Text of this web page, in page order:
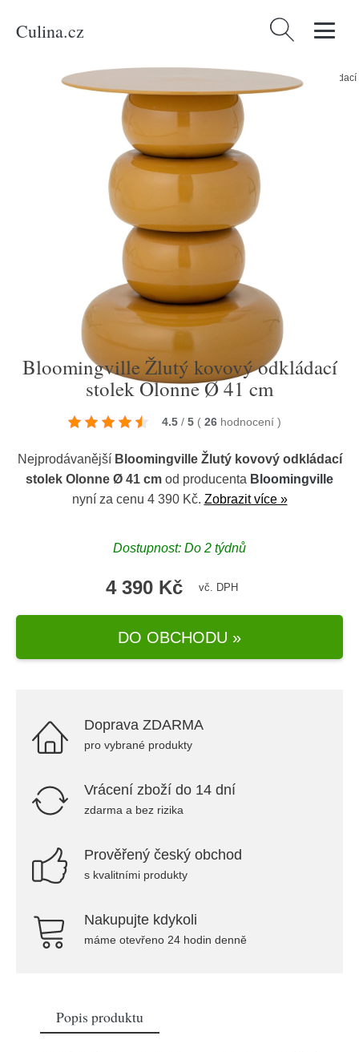
Culina.cz Vyhledávání
/Produkty
Bloomingville Žlutý kovový odkládací
stolek Olonne Ø 41 cm
Bloomingville Žlutý kovový odkládací
stolek Olonne Ø 41 cm
4.5 / 5 ( 26 hodnocení )
Nejprodávanější Bloomingville Žlutý kovový odkládací
stolek Olonne Ø 41 cm od producenta Bloomingville
nyní za cenu 4 390 Kč. Zobrazit více »
Dostupnost: Do 2 týdnů
4 390 Kč vč. DPH
DO OBCHODU »
Doprava ZDARMA
pro vybrané produkty
Vrácení zboží do 14 dní
zdarma a bez rizika
Prověřený český obchod
s kvalitními produkty
Nakupujte kdykoli
máme otevřeno 24 hodin denně
Popis produktu